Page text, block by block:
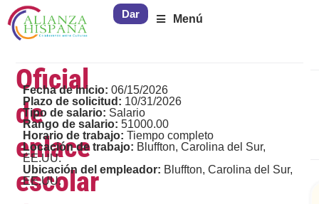
Menú
Dar
Oficial
de
enlace
escolar
Fecha de inicio:06/15/2026
Plazo de solicitud: 10/31/2026
Tipo de salario: Salario
Rango de salario:51000.00
Horario de trabajo:Tiempo completo
Locación de trabajo: Bluffton, Carolina del Sur,
EE.UU.
Ubicación del empleador: Bluffton, Carolina del Sur,
EE.UU.